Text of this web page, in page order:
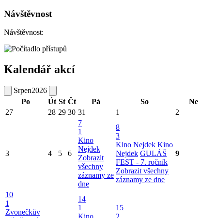
Návštěvnost
Návštěvnost:
Kalendář akcí
Srpen2026
Po
Út St Čt Pá So
Ne
27
28 29 30 31 1 2
3 4 5 6
7
1
Kino
Nejdek
Zobrazit
všechny
záznamy ze
dne
8
3
Kino Nejdek Kino
Nejdek GULÁŠ
FEST - 7. ročník
Zobrazit všechny
záznamy ze dne
9
10
1
Zvonečkův
14
1
15